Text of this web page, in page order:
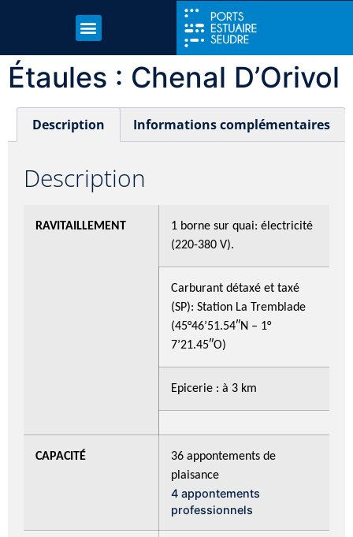
Étaules : Chenal D’Orivol
Description Informations complémentaires
Description
RAVITAILLEMENT
1 borne sur quai: électricité
(220-380 V).
Carburant détaxé et taxé
(SP): Station La Tremblade
(45°46’51.54″N – 1°
7’21.45″O)
Epicerie : à 3 km
CAPACITÉ
36 appontements de
plaisance
4 appontements
professionnels